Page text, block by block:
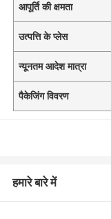
आपूर्ति की क्षमता
उत्पत्ति के प्लेस
न्यूनतम आदेश मात्रा
पैकेजिंग विवरण
हमारे बारे में